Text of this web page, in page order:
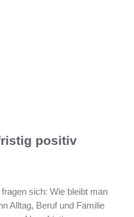
positiv
sich: Wie bleibt man
Alltag, Beruf und Familie